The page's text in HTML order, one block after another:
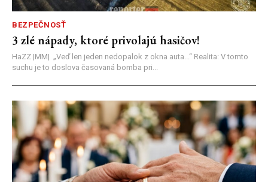
BEZPEČNOSŤ
3 zlé nápady, ktoré privolajú hasičov!
HaZZ |MM| ​„Veď len jeden nedopalok z okna auta...“ ​Realita: V tomto
suchu je to doslova časovaná bomba pri...